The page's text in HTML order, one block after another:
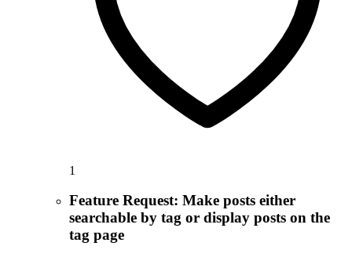
1
Feature Request: Make posts either
searchable by tag or display posts on the
tag page